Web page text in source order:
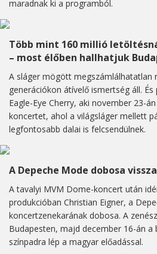
maradnak ki a programból.
Több mint 160 millió
– most élőben hallhatjuk
A sláger mögött megszámlálhatatlan
generációkon átívelő ismertség áll.
Eagle-Eye Cherry, aki november 23-
koncertet, ahol a világsláger mellett
legfontosabb dalai is felcsendülnek.
A Depeche Mode dobosa
A tavalyi MVM Dome-koncert után
produkcióban Christian Eigner, a
koncertzenekarának dobosa. A
Budapesten, majd december 16-án a
színpadra lép a magyar előadással.